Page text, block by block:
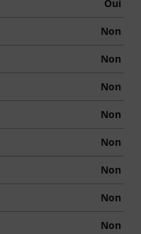
Oui
Non
Non
Non
Non
Non
Non
Non
Non